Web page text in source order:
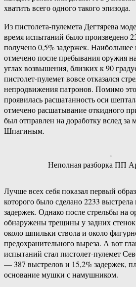
хватить всего одного такого эпизода.
Из пистолета-пулемета Дегтярева
время испытаний было произведено
получено 0,5% задержек.
отмечено после пребывания оружия
углах возвышения, близких к 90
пистолет-пулемет вовсе отказался
непродвижения патронов. Помимо
проявилась расшатанность оси
отмечено расшатывание откидного
был отправлен на доработку вслед
Шпагиным.
Неполная разборка ПП
Лучше всех себя показал первый
которого было сделано 2233
задержек. Однако после стрельбы на
обнаружены трещины у задних
около шпильки ствола и около
предохранительного выреза. А вот
испытаний стал пистолет-пулемет
— 387 выстрелов и 15,2% задержек,
основание мушки с намушником.